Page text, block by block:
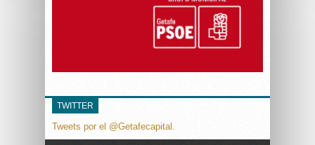
TWITTER
Tweets por el @Getafecapital.